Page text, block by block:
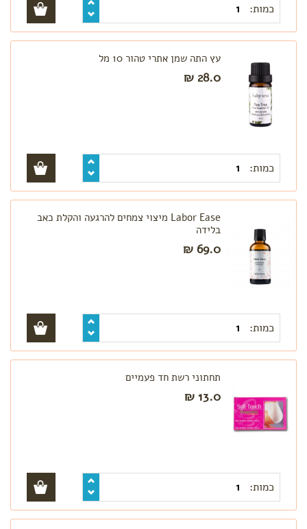
כמות:
עץ התה שמן אתרי טהור 10 מל
28.0 ₪
כמות:
Labor Ease מיצוי צמחים להרגעה והקלת כאב
בלידה
69.0 ₪
כמות:
תחתוני רשת חד פעמיים
13.0 ₪
כמות: